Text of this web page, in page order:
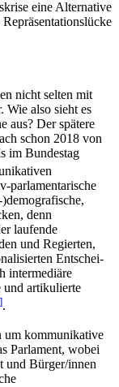
eine Alternative
nicht selten mit
Wie also sieht es
aus? Der spätere
schon 2018 von
im Bundestag
parlamentarische
denn
laufende
und Regierten,
Entschei­
intermediäre
und artikulierte
.
um kommunikative
Parlament, wobei
und Bürger/innen